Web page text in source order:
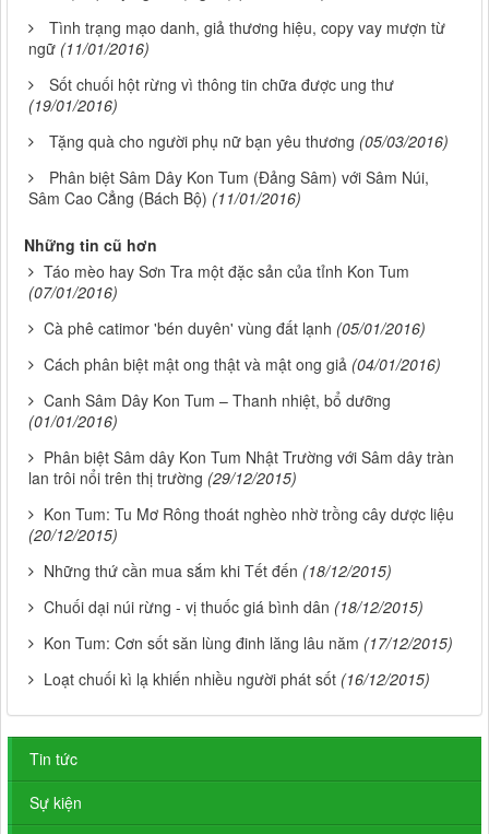
Tình trạng mạo danh, giả thương hiệu, copy vay mượn từ
ngữ (11/01/2016)
Sốt chuối hột rừng vì thông tin chữa được ung thư
(19/01/2016)
Tặng quà cho người phụ nữ bạn yêu thương (05/03/2016)
Phân biệt Sâm Dây Kon Tum (Đảng Sâm) với Sâm Núi,
Sâm Cao Cẳng (Bách Bộ) (11/01/2016)
Những tin cũ hơn
Táo mèo hay Sơn Tra một đặc sản của tỉnh Kon Tum
(07/01/2016)
Cà phê catimor 'bén duyên' vùng đất lạnh (05/01/2016)
Cách phân biệt mật ong thật và mật ong giả (04/01/2016)
Canh Sâm Dây Kon Tum – Thanh nhiệt, bổ dưỡng
(01/01/2016)
Phân biệt Sâm dây Kon Tum Nhật Trường với Sâm dây tràn
lan trôi nổi trên thị trường (29/12/2015)
Kon Tum: Tu Mơ Rông thoát nghèo nhờ trồng cây dược liệu
(20/12/2015)
Những thứ cần mua sắm khi Tết đến (18/12/2015)
Chuối dại núi rừng - vị thuốc giá bình dân (18/12/2015)
Kon Tum: Cơn sốt săn lùng đinh lăng lâu năm (17/12/2015)
Loạt chuối kì lạ khiến nhiều người phát sốt (16/12/2015)
Tin tức
Sự kiện